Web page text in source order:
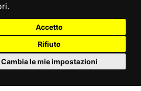
Accetto
Rifiuto
Cambia le mie impostazioni
preferenze sui cookie
E' vietata la riproduzione anche parziali. Prezzi e
validi salvo errori o omissioni